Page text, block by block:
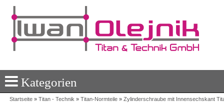
Kategorien
Startseite »Titan - Technik »Titan-Normteile »Zylinderschraube mit Innensechskant